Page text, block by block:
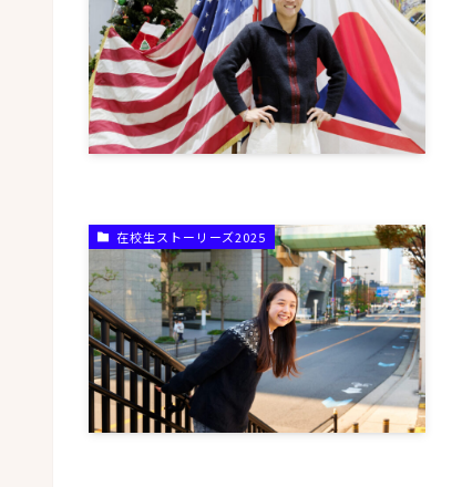
在校生ストーリーズ2025